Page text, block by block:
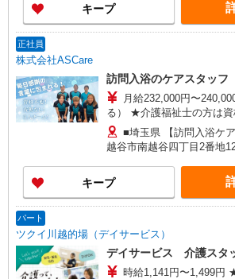
キープ
正社員
株式会社ASCare
訪問入浴のケアスタッフ
月給232,000円〜
る） ★介護福祉士の方は
途交通費支給（30,000円
（月平均残業時間15時間）
■埼玉県 【訪問入浴ケ
越谷市南越谷四丁目2番地
丁目4番地1 高橋店舗 【在
埼玉県川越市富士見町9番
見101号室 【在宅介護セン
市川岸二丁目7番地8 大友
センター加須】埼玉県加須
■群馬県 【在宅介護センタ
崎市太田町557番地4 アー
キープ
パート
ツクイ川越的場（デイサービス）
デイサービス 介護スタ
時給1,141円〜1,499円 ★土日祝日は時給100円